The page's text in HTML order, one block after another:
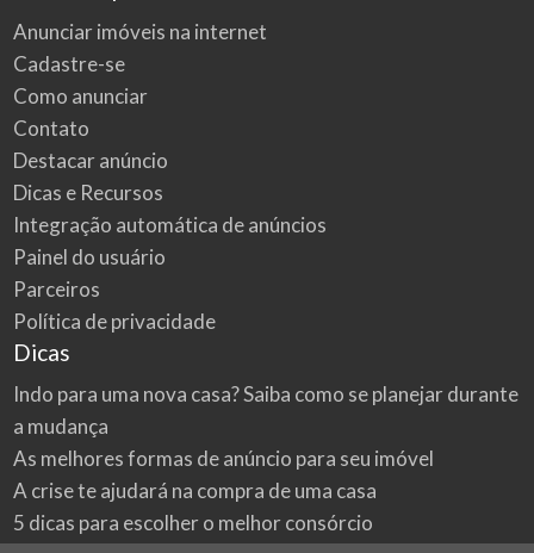
Anunciar imóveis na internet
Cadastre-se
Como anunciar
Contato
Destacar anúncio
Dicas e Recursos
Integração automática de anúncios
Painel do usuário
Parceiros
Política de privacidade
Dicas
Indo para uma nova casa? Saiba como se planejar durante
a mudança
As melhores formas de anúncio para seu imóvel
A crise te ajudará na compra de uma casa
5 dicas para escolher o melhor consórcio